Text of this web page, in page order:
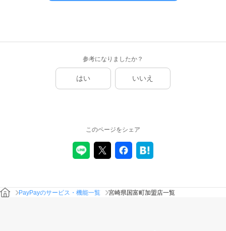
参考になりましたか？
はい いいえ
このページをシェア
PayPayのサービス・機能一覧 宮崎県国富町加盟店一覧